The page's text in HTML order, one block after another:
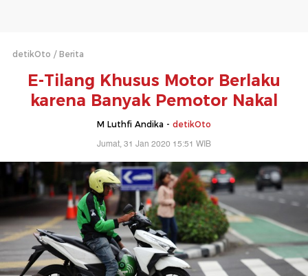
detikOto Berita
E-Tilang Khusus Motor Berlaku
karena Banyak Pemotor Nakal
M Luthfi Andika - detikOto
Jumat, 31 Jan 2020 15:51 WIB